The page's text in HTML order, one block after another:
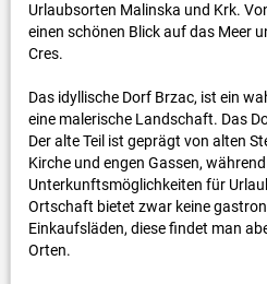
Urlaubsorten Malinska und Krk.
einen schönen Blick auf das Meer
Cres.
Das idyllische Dorf Brzac, ist ein
eine malerische Landschaft. Das
Der alte Teil ist geprägt von alten
Kirche und engen Gassen,
Unterkunftsmöglichkeiten für
Ortschaft bietet zwar keine
Einkaufsläden, diese findet man
Orten.